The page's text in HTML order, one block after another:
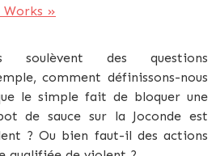
Works »
soulèvent des questions
comment définissons-nous
le simple fait de bloquer une
de sauce sur la Joconde est
? Ou bien faut-il des actions